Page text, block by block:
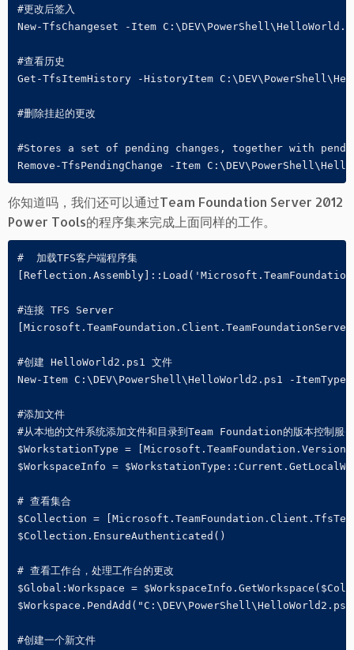
#更改后签入
New-TfsChangeset -Item
#查看历史
Get-TfsItemHistory -HistoryItem
#删除挂起的更改
#Stores a set of pending changes, together with
你知道吗，我们还可以通过Team Foundation Server 2012
Power Tools的程序集来完成上面同样的工作。
#  加载TFS客户端程序集
#连接 TFS Server
#创建 HelloWorld2.ps1 文件
New-Item C:\DEV\PowerShell\HelloWorld2.ps1 -
#添加文件
#从本地的文件系统添加文件和目录到Team Foundation的版本控制服
$WorkstationType =
$WorkspaceInfo =
# 查看集合
$Collection =
$Collection.EnsureAuthenticated()
# 查看工作台，处理工作台的更改
$Global:Workspace =
#创建一个新文件